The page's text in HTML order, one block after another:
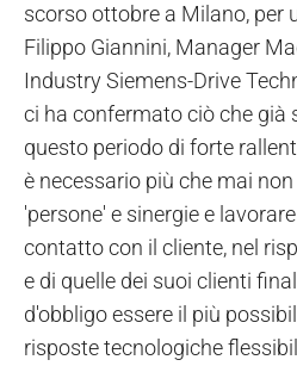
scorso ottobre a Milano, per
Filippo Giannini, Manager
Industry Siemens-Drive
ci ha confermato ciò che già
questo periodo di forte
è necessario più che mai
'persone' e sinergie e
contatto con il cliente, nel
e di quelle dei suoi clienti
d'obbligo essere il più
risposte tecnologiche